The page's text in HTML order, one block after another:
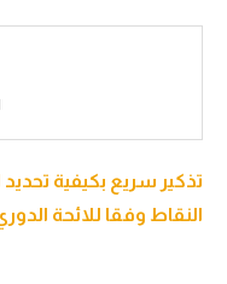
رياضات أخرى
أمم إفريقيا
تذكير سريع بكيفية
النقاط وفقا للائحة